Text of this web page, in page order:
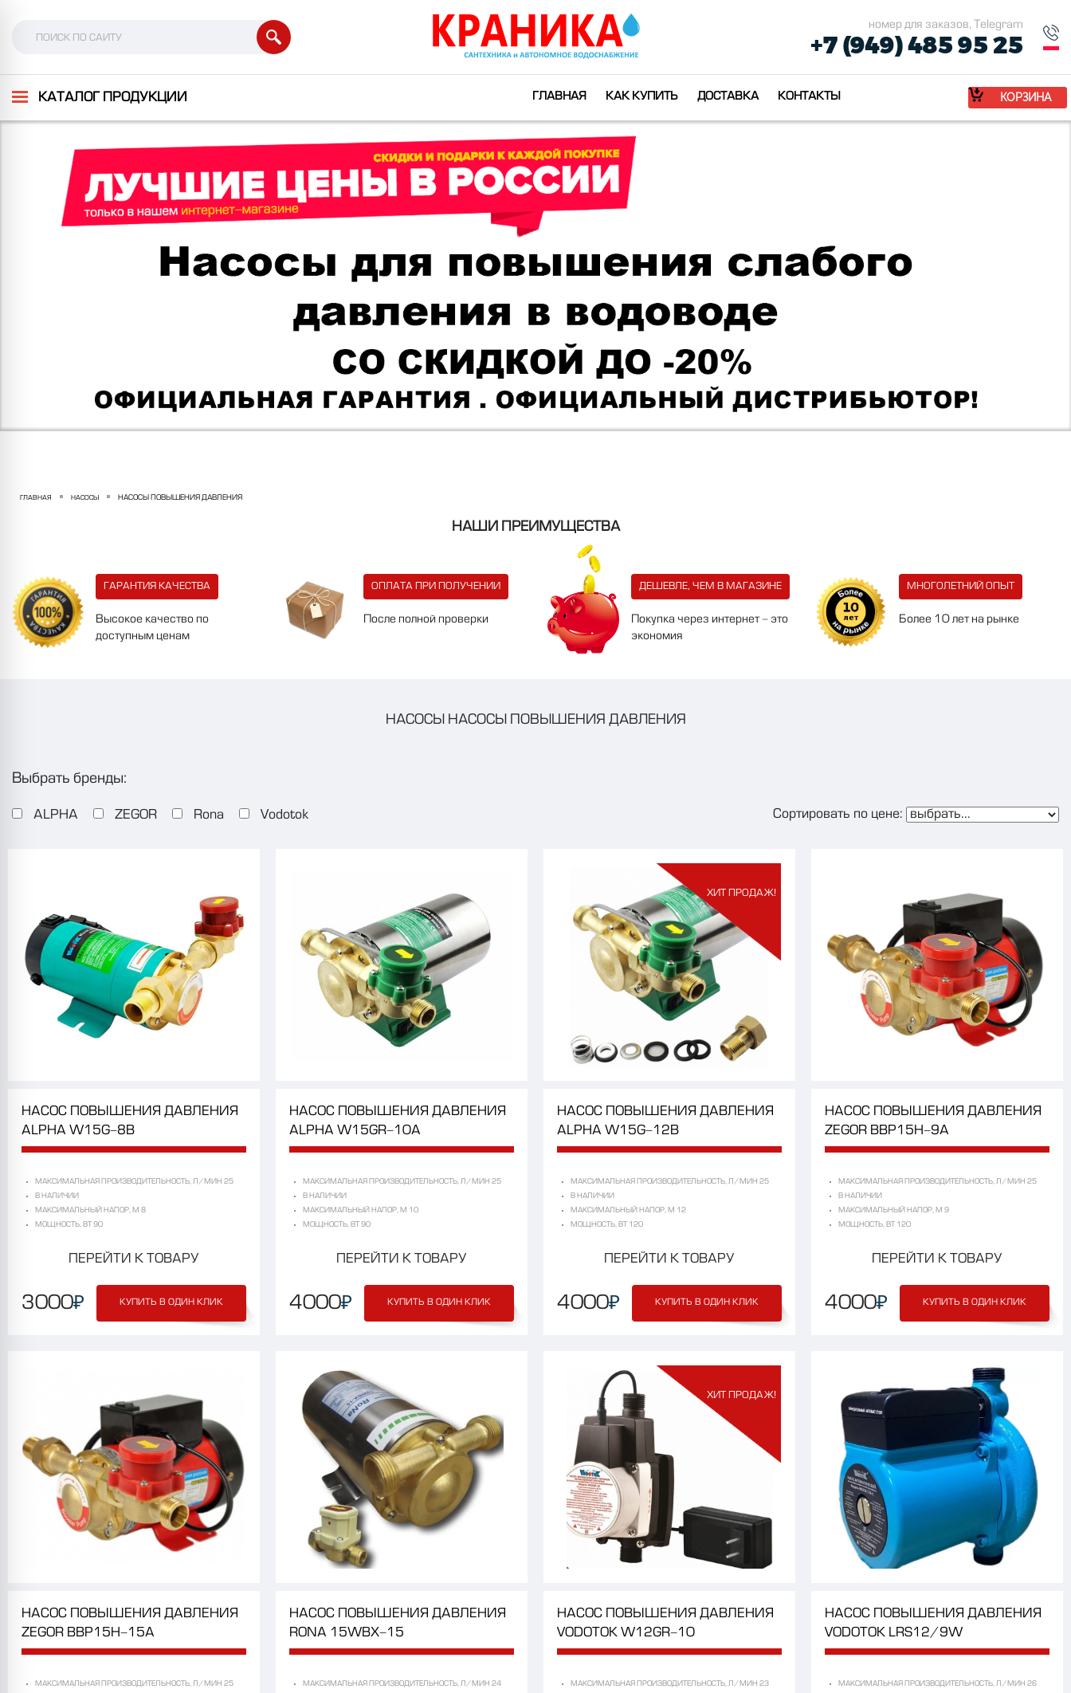
номер для заказов, Telegram
+7 (949) 485 95 25
КАТАЛОГ ПРОДУКЦИИ ГЛАВНАЯ КАК КУПИТЬ ДОСТАВКА КОНТАКТЫ КОРЗИНА
ГЛАВНАЯ НАСОСЫ НАСОСЫ ПОВЫШЕНИЯ ДАВЛЕНИЯ
НАШИ ПРЕИМУЩЕСТВА
ГАРАНТИЯ КАЧЕСТВА
Высокое качество по
доступным ценам
ОПЛАТА ПРИ ПОЛУЧЕНИИ
После полной проверки
ДЕШЕВЛЕ, ЧЕМ В МАГАЗИНЕ
Покупка через интернет - это
экономия
МНОГОЛЕТНИЙ ОПЫТ
Более 10 лет на рынке
НАСОСЫ НАСОСЫ ПОВЫШЕНИЯ ДАВЛЕНИЯ
Выбрать бренды:
ALPHA ZEGOR Rona Vodotok Сортировать по цене:
НАСОС ПОВЫШЕНИЯ ДАВЛЕНИЯ
ALPHA W15G-8B
МАКСИМАЛЬНАЯ ПРОИЗВОДИТЕЛЬНОСТЬ, Л/МИН 25
В НАЛИЧИИ
МАКСИМАЛЬНЫЙ НАПОР, М 8
МОЩНОСТЬ, ВТ 90
ПЕРЕЙТИ К ТОВАРУ
3000₽ КУПИТЬ В ОДИН КЛИК
НАСОС ПОВЫШЕНИЯ ДАВЛЕНИЯ
ALPHA W15GR-10A
МАКСИМАЛЬНАЯ ПРОИЗВОДИТЕЛЬНОСТЬ, Л/МИН 25
В НАЛИЧИИ
МАКСИМАЛЬНЫЙ НАПОР, М 10
МОЩНОСТЬ, ВТ 90
ПЕРЕЙТИ К ТОВАРУ
4000₽ КУПИТЬ В ОДИН КЛИК
ХИТ ПРОДАЖ!
НАСОС ПОВЫШЕНИЯ ДАВЛЕНИЯ
ALPHA W15G-12B
МАКСИМАЛЬНАЯ ПРОИЗВОДИТЕЛЬНОСТЬ, Л/МИН 25
В НАЛИЧИИ
МАКСИМАЛЬНЫЙ НАПОР, М 12
МОЩНОСТЬ, ВТ 120
ПЕРЕЙТИ К ТОВАРУ
4000₽ КУПИТЬ В ОДИН КЛИК
НАСОС ПОВЫШЕНИЯ ДАВЛЕНИЯ
ZEGOR BBP15H-9A
МАКСИМАЛЬНАЯ ПРОИЗВОДИТЕЛЬНОСТЬ, Л/МИН 25
В НАЛИЧИИ
МАКСИМАЛЬНЫЙ НАПОР, М 9
МОЩНОСТЬ, ВТ 120
ПЕРЕЙТИ К ТОВАРУ
4000₽ КУПИТЬ В ОДИН КЛИК
НАСОС ПОВЫШЕНИЯ ДАВЛЕНИЯ
ZEGOR BBP15H-15A
МАКСИМАЛЬНАЯ ПРОИЗВОДИТЕЛЬНОСТЬ, Л/МИН 25
НАСОС ПОВЫШЕНИЯ ДАВЛЕНИЯ
RONA 15WBX-15
МАКСИМАЛЬНАЯ ПРОИЗВОДИТЕЛЬНОСТЬ, Л/МИН 24
ХИТ ПРОДАЖ!
НАСОС ПОВЫШЕНИЯ ДАВЛЕНИЯ
VODOTOK W12GR-10
МАКСИМАЛЬНАЯ ПРОИЗВОДИТЕЛЬНОСТЬ, Л/МИН 23
НАСОС ПОВЫШЕНИЯ ДАВЛЕНИЯ
VODOTOK LRS12/9W
МАКСИМАЛЬНАЯ ПРОИЗВОДИТЕЛЬНОСТЬ, Л/МИН 26